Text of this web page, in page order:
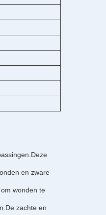
en zware
wonden te
zachte en